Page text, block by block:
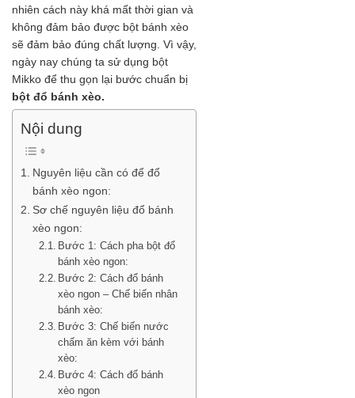
nhiên cách này khá mất thời gian và
không đảm bảo được bột bánh xèo
sẽ đảm bảo đúng chất lượng. Vì vậy,
ngày nay chúng ta sử dụng bột
Mikko để thu gọn lại bước chuẩn bị
bột đổ bánh xèo.
Nội dung
Nguyên liệu cần có để đổ
bánh xèo ngon:
Sơ chế nguyên liệu đổ bánh
xèo ngon:
Bước 1: Cách pha bột đổ
bánh xèo ngon:
Bước 2: Cách đổ bánh
xèo ngon – Chế biến nhân
bánh xèo:
Bước 3: Chế biến nước
chấm ăn kèm với bánh
xèo:
Bước 4: Cách đổ bánh
xèo ngon